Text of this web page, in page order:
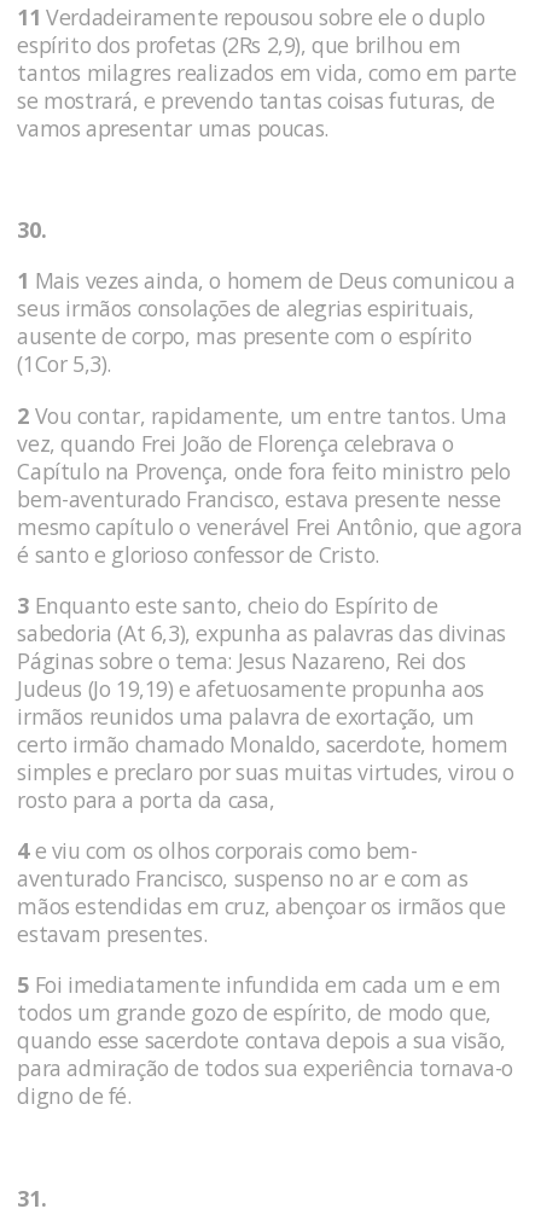
11 Verdadeiramente repou­sou sobre ele o duplo
espírito dos profetas (2Rs 2,9), que brilhou em
tantos milagres realizados em vida, como em parte
se mostrará, e prevendo tantas coisas futuras, de
vamos apresentar umas poucas.
30.
1 Mais vezes ainda, o homem de Deus comunicou a
seus irmãos consolações de alegrias espirituais,
ausente de cor­po, mas presente com o espírito
(1Cor 5,3).
2 Vou contar, rapidamente, um entre tantos. Uma
vez, quando Frei João de Floren­ça celebrava o
Capítulo na Provença, onde fora feito ministro pelo
bem-aventurado Francisco, es­tava presente nesse
mesmo capítulo o venerável Frei Antônio, que agora
é san­to e glorioso confessor de Cristo.
3 Enquanto este santo, cheio do Espírito de
sabedoria (At 6,3), expunha as palavras das divinas
Páginas sobre o tema: Jesus Nazareno, Rei dos
Judeus (Jo 19,19) e afetuosamente propunha aos
irmãos reunidos uma palavra de exortação, um
certo irmão chamado Monaldo, sacerdote, homem
simples e preclaro por suas muitas virtudes, virou o
rosto para a porta da casa,
4e viu com os olhos corporais como bem-
aventurado Francisco, suspenso no ar e com as
mãos estendidas em cruz, abençoar os irmãos que
estavam presentes.
5 Foi imediatamente infundida em cada um e em
todos um grande gozo de espírito, de modo que,
quando esse sacerdote contava depois a sua visão,
para admiração de todos sua experiência tornava-o
digno de fé.
31.